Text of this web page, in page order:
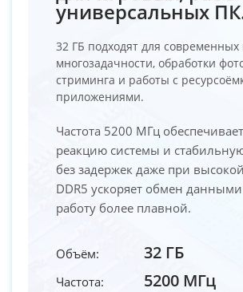
универсальных
32 ГБ подходят для современных
многозадачности, обработки
стриминга и работы с
приложениями.
Частота 5200 МГц
реакцию системы и
без задержек даже при
DDR5 ускоряет обмен
работу более плавной.
Объём: 32 ГБ
Частота: 5200 МГц